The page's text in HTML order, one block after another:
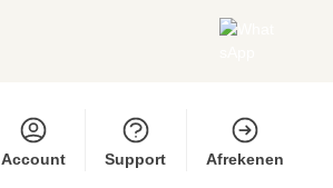
Account Support Afrekenen